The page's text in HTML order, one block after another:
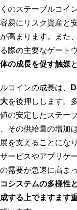
のステーブルコイ
易にリスク資産と
高まります。また
際の主要なゲート
の成長を促す触媒
コインの成長は、
を後押しします。
の安定したステー
その供給量の増加
を支えることにな
ービスやアプリケ
需要が急速に高ま
システムの多様性
する上でますます